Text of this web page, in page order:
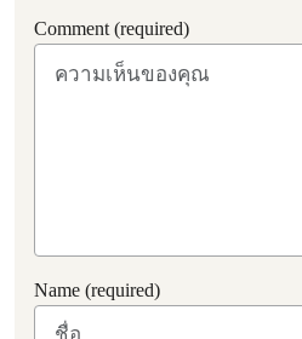
Comment (required)
Name (required)